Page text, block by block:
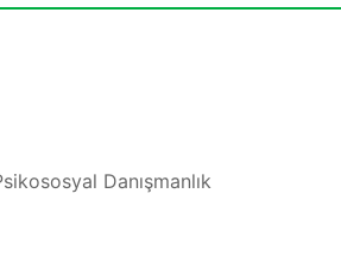
Danışmanlık